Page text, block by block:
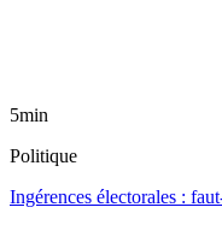
5min
Politique
Ingérences électorales :